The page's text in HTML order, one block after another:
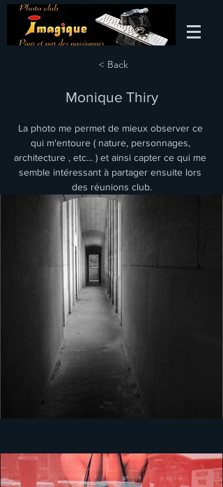
< Back
Monique Thiry
La photo me permet de mieux observer ce
qui m'entoure ( nature, personnages,
architecture , etc... ) et ainsi capter ce qui me
semble intéressant à partager ensuite lors
des réunions club.